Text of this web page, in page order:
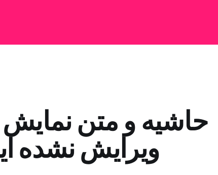
حاشیه و متن نمایش
ویرایش نشده